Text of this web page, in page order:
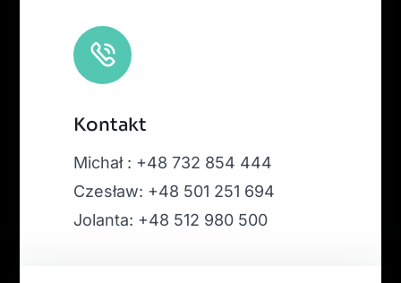
Kontakt
Michał : +48 732 854 444
Czesław: +48 501 251 694
Jolanta: +48 512 980 500